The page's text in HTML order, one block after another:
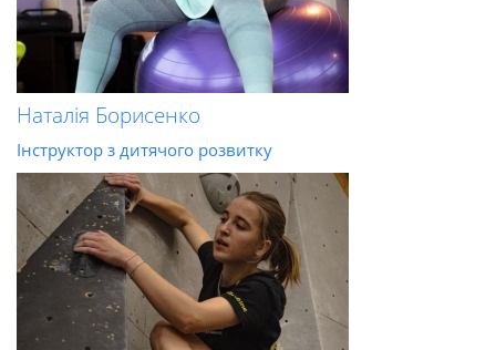
Наталія Борисенко
Інструктор з дитячого розвитку